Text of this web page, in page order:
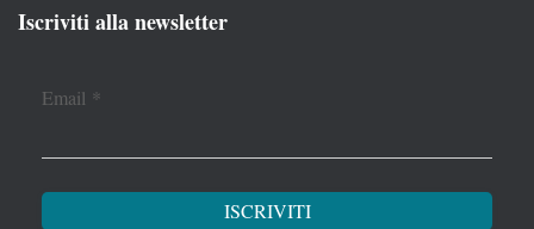
Iscriviti alla newsletter
Email *